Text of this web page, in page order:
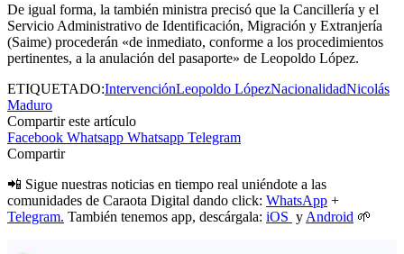
De igual forma, la también ministra precisó que la Cancillería y el
Servicio Administrativo de Identificación, Migración y Extranjería
(Saime) procederán «de inmediato, conforme a los procedimientos
pertinentes, a la anulación del pasaporte» de Leopoldo López.
ETIQUETADO:IntervenciónLeopoldo LópezNacionalidadNicolás
Maduro
Compartir este artículo
Facebook Whatsapp Whatsapp Telegram
Compartir
📲 Sigue nuestras noticias en tiempo real uniéndote a las
comunidades de Caraota Digital dando click: WhatsApp +
Telegram. También tenemos app, descárgala: iOS y Android 🌱